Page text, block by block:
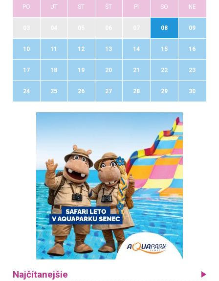
PO UT ST ŠT PI SO NE
08 09
10 11 12 13 14 15 16
17 18 19 20 21 22 23
24 25 26 27 28 29 30
Najčítanejšie